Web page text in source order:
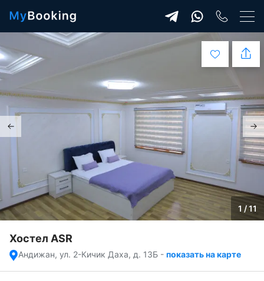
1 / 11
Хостел ASR
Андижан, ул. 2-Кичик Даха, д. 13Б - показать на карте